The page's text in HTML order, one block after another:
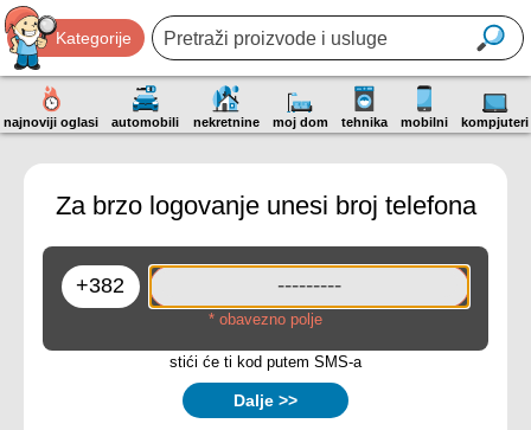
Kategorije
najnoviji oglasi automobili nekretnine moj dom tehnika mobilni kompjuteri
Za brzo logovanje unesi broj telefona
* obavezno polje
stići će ti kod putem SMS-a
Dalje >>